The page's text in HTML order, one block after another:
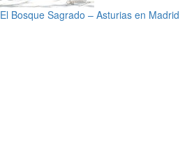
El Bosque Sagrado – Asturias en Madrid